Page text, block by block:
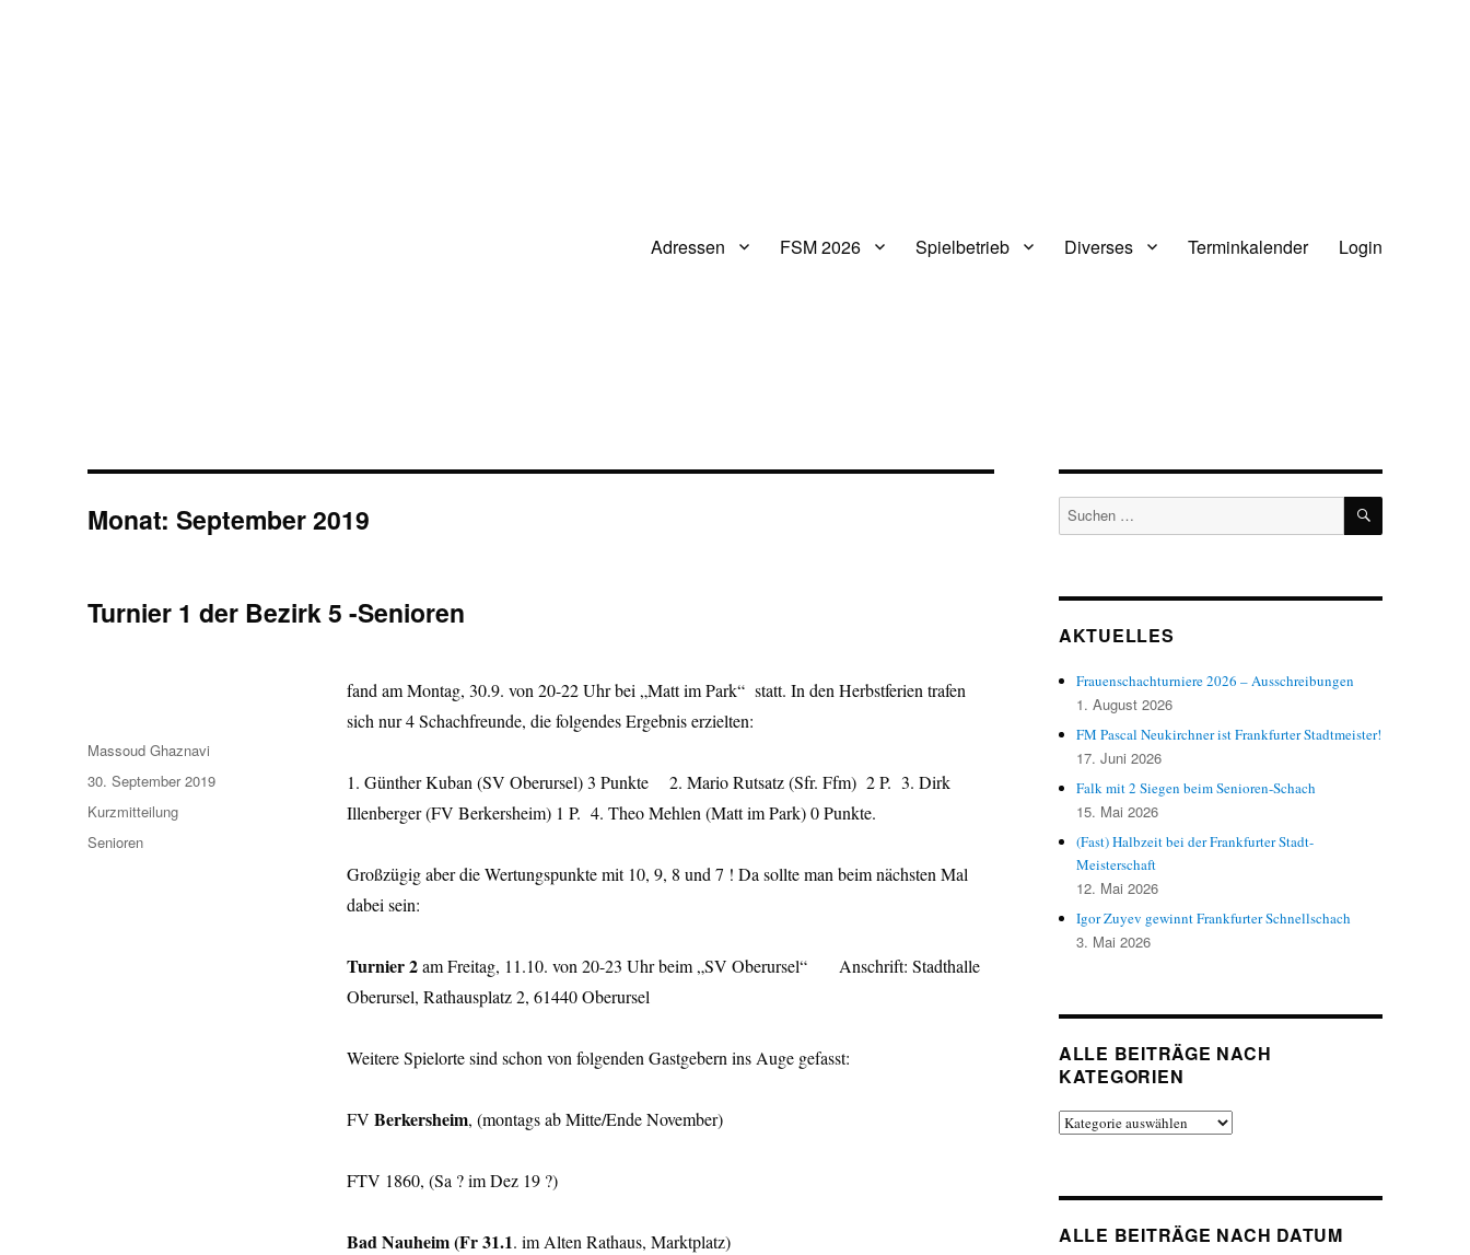
Adressen FSM 2026 Spielbetrieb Diverses Terminkalender Login
Monat:September 2019
Turnier 1 der Bezirk 5 -Senioren
fand am Montag, 30.9. von 20-22 Uhr bei „Matt im Park“ statt. In den Herbstferien trafen
sich nur 4 Schachfreunde, die folgendes Ergebnis erzielten:
1. Günther Kuban (SV Oberursel) 3 Punkte 2. Mario Rutsatz (Sfr. Ffm) 2 P. 3. Dirk
Illenberger (FV Berkersheim) 1 P. 4. Theo Mehlen (Matt im Park) 0 Punkte.
Großzügig aber die Wertungspunkte mit 10, 9, 8 und 7 ! Da sollte man beim nächsten Mal
dabei sein:
Turnier 2am Freitag, 11.10. von 20-23 Uhr beim „SV Oberursel“ Anschrift: Stadthalle
Oberursel, Rathausplatz 2, 61440 Oberursel
Weitere Spielorte sind schon von folgenden Gastgebern ins Auge gefasst:
FV Berkersheim, (montags ab Mitte/Ende November)
FTV 1860, (Sa ? im Dez 19 ?)
Bad Nauheim (Fr 31.1. im Alten Rathaus, Marktplatz)
Autor
Massoud Ghaznavi
Veröffentlicht
am
30. September 2019
Format
Kurzmitteilung
Kategorien
Senioren
Suchen
nach:
SUCHEN
AKTUELLES
Frauenschachturniere 2026 – Ausschreibungen
1. August 2026
FM Pascal Neukirchner ist Frankfurter Stadtmeister!
17. Juni 2026
Falk mit 2 Siegen beim Senioren-Schach
15. Mai 2026
(Fast) Halbzeit bei der Frankfurter Stadt-
Meisterschaft
12. Mai 2026
Igor Zuyev gewinnt Frankfurter Schnellschach
3. Mai 2026
ALLE BEITRÄGE NACH
KATEGORIEN
Alle
ALLE BEITRÄGE NACH DATUM